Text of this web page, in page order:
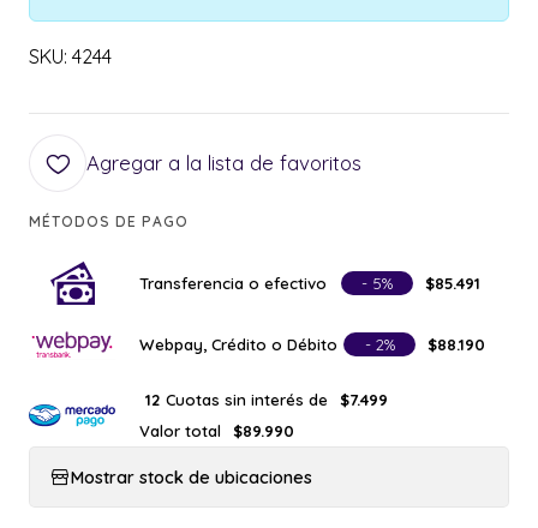
SKU: 4244
Agregar a la lista de favoritos
MÉTODOS DE PAGO
Transferencia o efectivo - 5% $85.491
Webpay, Crédito o Débito - 2% $88.190
12 Cuotas sin interés de
$7.499
Valor total
$89.990
Mostrar stock de ubicaciones